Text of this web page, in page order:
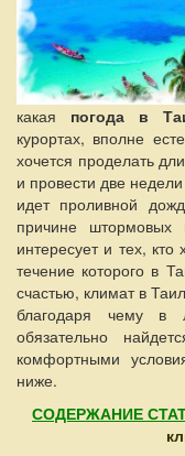
какая погода в
курортах, вполне
хочется проделать
и провести две
идет проливной
причине
интересует и тех,
течение которого в
счастью, климат в
благодаря чему в
обязательно
комфортными
ниже.
СОДЕРЖАНИЕ